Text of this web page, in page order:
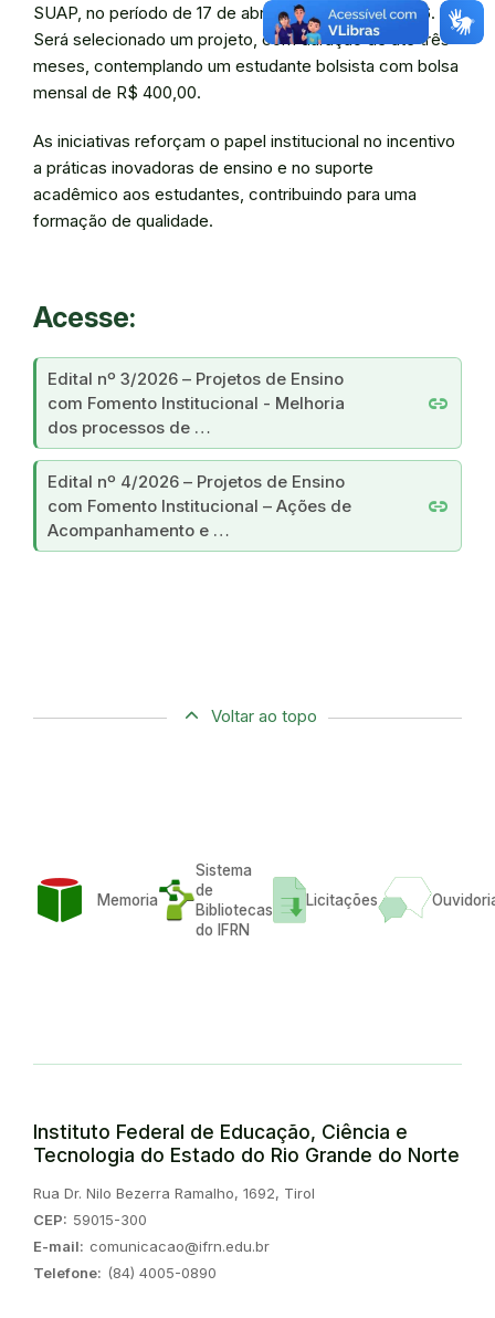
SUAP, no período de 17 de abril a 4 de maio de 2026.
Será selecionado um projeto, com duração de até três
meses, contemplando um estudante bolsista com bolsa
mensal de R$ 400,00.
As iniciativas reforçam o papel institucional no incentivo
a práticas inovadoras de ensino e no suporte
acadêmico aos estudantes, contribuindo para uma
formação de qualidade.
Acesse:
link
Edital nº 3/2026 – Projetos de Ensino
com Fomento Institucional - Melhoria
dos processos de …
link
Edital nº 4/2026 – Projetos de Ensino
com Fomento Institucional – Ações de
Acompanhamento e …
Voltar ao topo
Memoria
Sistema
de
Bibliotecas
do IFRN
Licitações
Instituto Federal de Educação, Ciência e
Tecnologia do Estado do Rio Grande do Norte
Endereço:
Rua Dr. Nilo Bezerra Ramalho, 1692, Tirol
CEP: 59015-300
E-mail: comunicacao@ifrn.edu.br
Telefone: (84) 4005-0890